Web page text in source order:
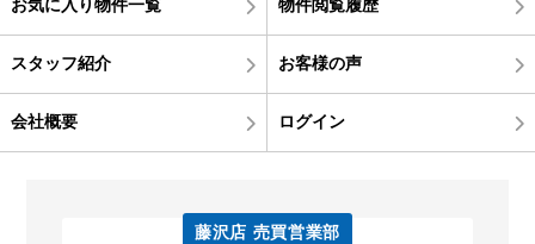
お気に入り物件一覧 物件閲覧履歴
スタッフ紹介 お客様の声
会社概要 ログイン
藤沢店 売買営業部